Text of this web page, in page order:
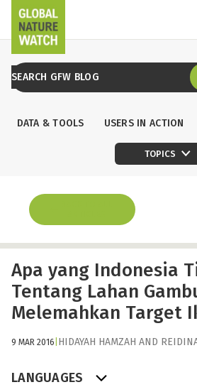
DATA & TOOLS USERS IN ACTION
TOPICS
Apa yang Indonesia
Tentang Lahan
Melemahkan Target
9 MAR 2016 HIDAYAH HAMZAH AND
LANGUAGES